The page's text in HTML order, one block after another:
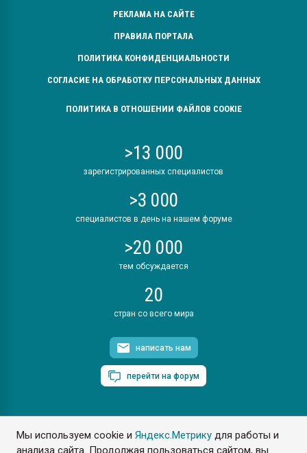
Мы используем cookie иЯндекс.Метрику для работы и
анализа сайта. Продолжая пользоваться сайтом, вы
РЕКЛАМА НА САЙТЕ
ПРАВИЛА ПОРТАЛА
ПОЛИТИКА КОНФИДЕНЦИАЛЬНОСТИ
СОГЛАСИЕ НА ОБРАБОТКУ ПЕРСОНАЛЬНЫХ ДАННЫХ
ПОЛИТИКА В ОТНОШЕНИИ ФАЙЛОВ COOKIE
>13 000
зарегистрированных специалистов
>3 000
специалистов в день на нашем форуме
>20 000
тем обсуждается
20
стран со всего мира
написать нам
перейти на форум
ПластЭксперт © 2006. Все права защищены
Разрешается копирование материалов сайта с обязательной